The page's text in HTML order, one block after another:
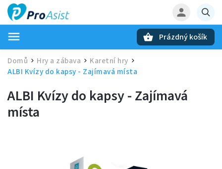
Prázdný košík
Domů / Hry a zábava / Karetní hry /
ALBI Kvízy do kapsy - Zajímavá místa
ALBI Kvízy do kapsy - Zajímavá
místa